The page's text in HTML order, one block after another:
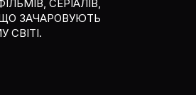
СЕРІАЛІВ,
ЗАЧАРОВУЮТЬ
СВІТІ.